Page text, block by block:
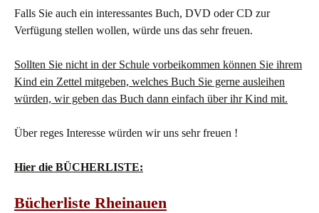
Falls Sie auch ein interessantes Buch, DVD oder CD zur
Verfügung stellen wollen, würde uns das sehr freuen.
Sollten Sie nicht in der Schule vorbeikommen können Sie ihrem
Kind ein Zettel mitgeben, welches Buch Sie gerne ausleihen
würden, wir geben das Buch dann einfach über ihr Kind mit.
Über reges Interesse würden wir uns sehr freuen !
Hier die BÜCHERLISTE:
Bücherliste Rheinauen